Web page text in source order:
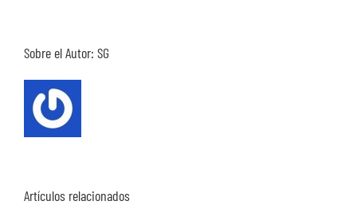
Sobre el Autor: SG
Artículos relacionados